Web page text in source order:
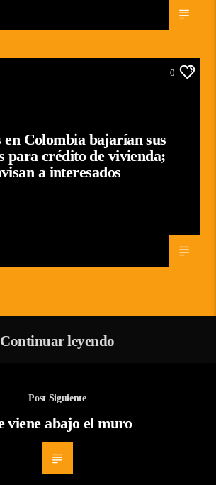
0
en Colombia bajarían sus
para crédito de vivienda;
a interesados
Continuar leyendo
Post Siguiente
viene abajo el muro